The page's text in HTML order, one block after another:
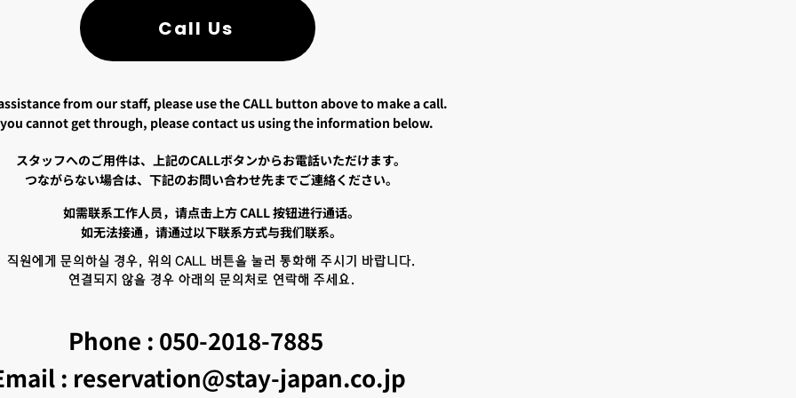
Call Us
from our staff, please use the CALL button above to make a call.
cannot get through, please contact us using the information below.
スタッフへのご用件は、上記のCALLボタンからお電話いただけます。
つながらない場合は、下記のお問い合わせ先までご連絡ください。
如需联系工作人员，请点击上方 CALL 按钮进行通话。
如无法接通，请通过以下联系方式与我们联系。
직원에게 문의하실 경우, 위의 CALL 버튼을 눌러 통화해 주시기 바랍니다.
연결되지 않을 경우 아래의 문의처로 연락해 주세요.
​Phone : 050-2018-7885
: reservation@stay-japan.co.jp